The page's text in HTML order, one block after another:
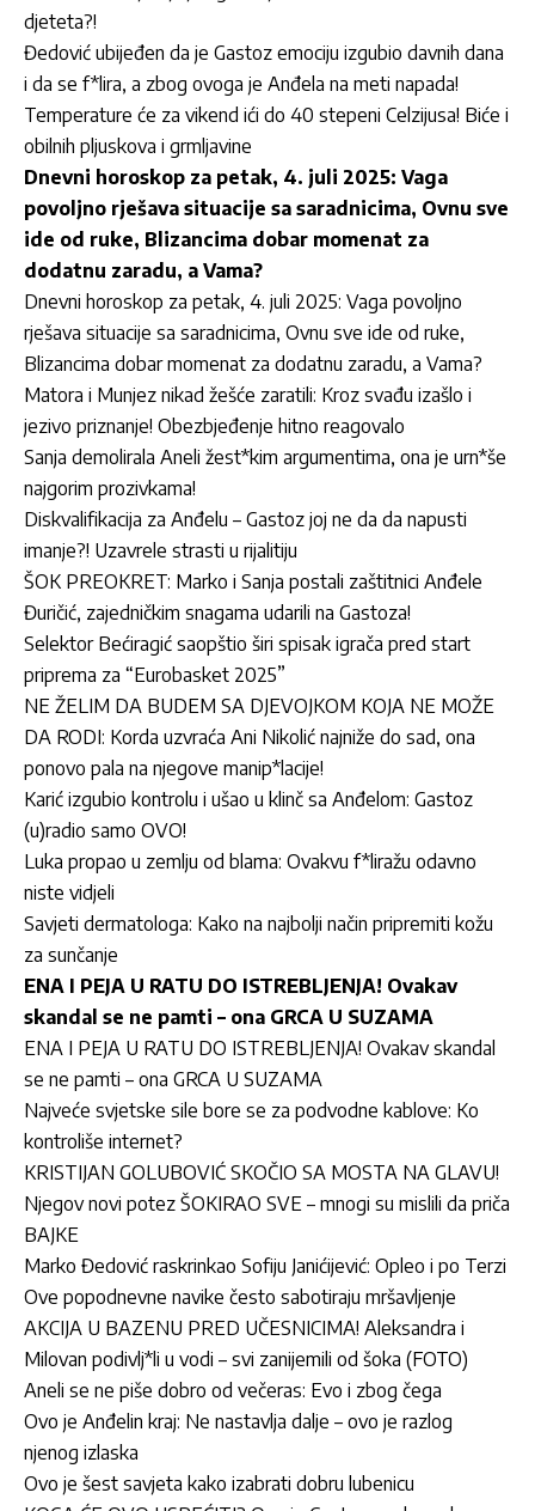
djeteta?!
Đedović ubijeđen da je Gastoz emociju izgubio davnih dana
i da se f*lira, a zbog ovoga je Anđela na meti napada!
Temperature će za vikend ići do 40 stepeni Celzijusa! Biće i
obilnih pljuskova i grmljavine
Dnevni horoskop za petak, 4. juli 2025: Vaga
povoljno rješava situacije sa saradnicima, Ovnu sve
ide od ruke, Blizancima dobar momenat za
dodatnu zaradu, a Vama?
Dnevni horoskop za petak, 4. juli 2025: Vaga povoljno
rješava situacije sa saradnicima, Ovnu sve ide od ruke,
Blizancima dobar momenat za dodatnu zaradu, a Vama?
Matora i Munjez nikad žešće zaratili: Kroz svađu izašlo i
jezivo priznanje! Obezbjeđenje hitno reagovalo
Sanja demolirala Aneli žest*kim argumentima, ona je urn*še
najgorim prozivkama!
Diskvalifikacija za Anđelu – Gastoz joj ne da da napusti
imanje?! Uzavrele strasti u rijalitiju
ŠOK PREOKRET: Marko i Sanja postali zaštitnici Anđele
Đuričić, zajedničkim snagama udarili na Gastoza!
Selektor Bećiragić saopštio širi spisak igrača pred start
priprema za “Eurobasket 2025”
NE ŽELIM DA BUDEM SA DJEVOJKOM KOJA NE MOŽE
DA RODI: Korda uzvraća Ani Nikolić najniže do sad, ona
ponovo pala na njegove manip*lacije!
Karić izgubio kontrolu i ušao u klinč sa Anđelom: Gastoz
(u)radio samo OVO!
Luka propao u zemlju od blama: Ovakvu f*liražu odavno
niste vidjeli
Savjeti dermatologa: Kako na najbolji način pripremiti kožu
za sunčanje
ENA I PEJA U RATU DO ISTREBLJENJA! Ovakav
skandal se ne pamti – ona GRCA U SUZAMA
ENA I PEJA U RATU DO ISTREBLJENJA! Ovakav skandal
se ne pamti – ona GRCA U SUZAMA
Najveće svjetske sile bore se za podvodne kablove: Ko
kontroliše internet?
KRISTIJAN GOLUBOVIĆ SKOČIO SA MOSTA NA GLAVU!
Njegov novi potez ŠOKIRAO SVE – mnogi su mislili da priča
BAJKE
Marko Đedović raskrinkao Sofiju Janićijević: Opleo i po Terzi
Ove popodnevne navike često sabotiraju mršavljenje
AKCIJA U BAZENU PRED UČESNICIMA! Aleksandra i
Milovan podivlj*li u vodi – svi zanijemili od šoka (FOTO)
Aneli se ne piše dobro od večeras: Evo i zbog čega
Ovo je Anđelin kraj: Ne nastavlja dalje – ovo je razlog
njenog izlaska
Ovo je šest savjeta kako izabrati dobru lubenicu